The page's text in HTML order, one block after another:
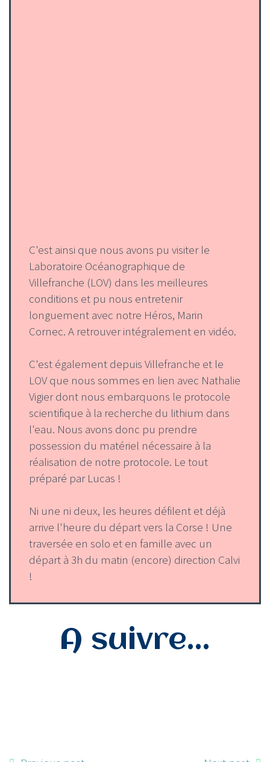
C'est ainsi que nous avons pu visiter le
Laboratoire Océanographique de
Villefranche (LOV) dans les meilleures
conditions et pu nous entretenir
longuement avec notre Héros, Marin
Cornec. A retrouver intégralement en vidéo.
C'est également depuis Villefranche et le
LOV que nous sommes en lien avec Nathalie
Vigier dont nous embarquons le protocole
scientifique à la recherche du lithium dans
l'eau. Nous avons donc pu prendre
possession du matériel nécessaire à la
réalisation de notre protocole. Le tout
préparé par Lucas !
Ni une ni deux, les heures défilent et déjà
arrive l'heure du départ vers la Corse ! Une
traversée en solo et en famille avec un
départ à 3h du matin (encore) direction Calvi
!
A suivre...